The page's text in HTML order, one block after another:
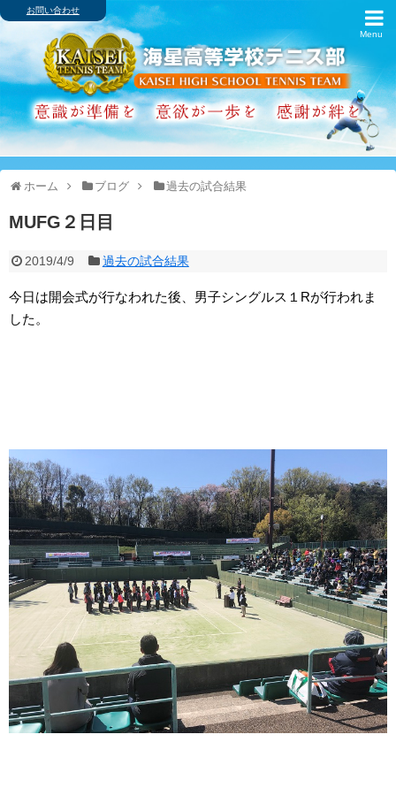
お問い合わせ
ホーム ブログ 過去の試合結果
MUFG２日目
2019/4/9 過去の試合結果
今日は開会式が行なわれた後、男子シングルス１Rが行われま
した。
ホーム
ブログ
歴代主将・戦績
アルバム
インターハイ